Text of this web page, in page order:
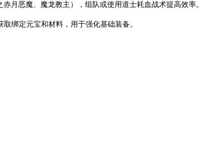
月恶魔、魔龙教主），组队或使用道士耗血战术提高效率。
绑定元宝和材料，用于强化基础装备。